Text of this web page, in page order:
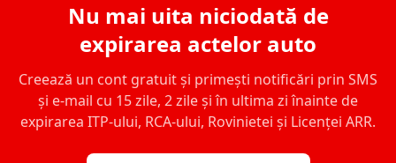
Nu mai uita niciodată de
expirarea actelor auto
Creează un cont gratuit și primești notificări prin SMS
și e-mail cu 15 zile, 2 zile și în ultima zi înainte de
expirarea ITP-ului, RCA-ului, Rovinietei și Licenței ARR.